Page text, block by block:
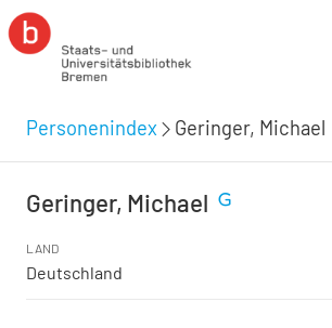
Personenindex Geringer, Michael
Geringer, Michael
LAND
Deutschland